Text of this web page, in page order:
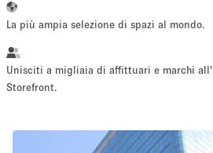
La più ampia selezione di spazi al mondo.
Unisciti a migliaia di affittuari e marchi
Storefront.